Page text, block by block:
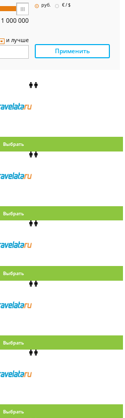
1 000 000
руб.
€ / $
и лучше
Применить
Выбрать
Выбрать
Выбрать
Выбрать
Выбрать